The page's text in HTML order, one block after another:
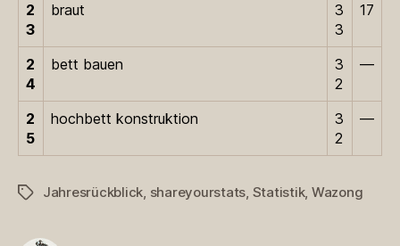
2
3
braut
3
3
17
2
4
bett bauen
3
2
—
2
5
hochbett konstruktion
3
2
—
Schlagwörter
Jahresrückblick, shareyourstats, Statistik, Wazong